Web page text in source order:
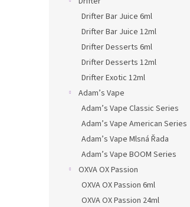
Drifter Bar Juice 6ml
Drifter Bar Juice 12ml
Drifter Desserts 6ml
Drifter Desserts 12ml
Drifter Exotic 12ml
Adam’s Vape
Adam’s Vape Classic Series
Adam’s Vape American Series
Adam’s Vape Mlsná Řada
Adam’s Vape BOOM Series
OXVA OX Passion
OXVA OX Passion 6ml
OXVA OX Passion 24ml